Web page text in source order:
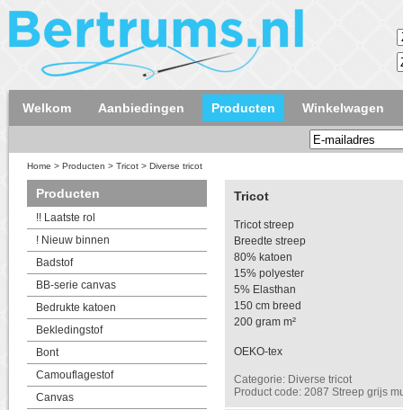
Welkom Aanbiedingen Producten Winkelwagen
Home > Producten > Tricot > Diverse tricot
Producten
!! Laatste rol
! Nieuw binnen
Badstof
BB-serie canvas
Bedrukte katoen
Bekledingstof
Bont
Camouflagestof
Canvas
Tricot
Tricot streep
Breedte streep
80% katoen
15% polyester
5% Elasthan
150 cm breed
200 gram m²
OEKO-tex
Categorie: Diverse tricot
Product code: 2087 Streep grijs